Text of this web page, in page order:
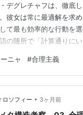
デグレチャフは、徹底
彼女は常に最適解を求
て最も効率的な行動を
の随所で「計算通りに
に、制御不能に陥る と
、この「破綻」の正体
義の明確化） まず明確
何かである。 ここで扱
むしろ次のように定義
ニャ #合理主義
ロソフィー • 3ヶ月前